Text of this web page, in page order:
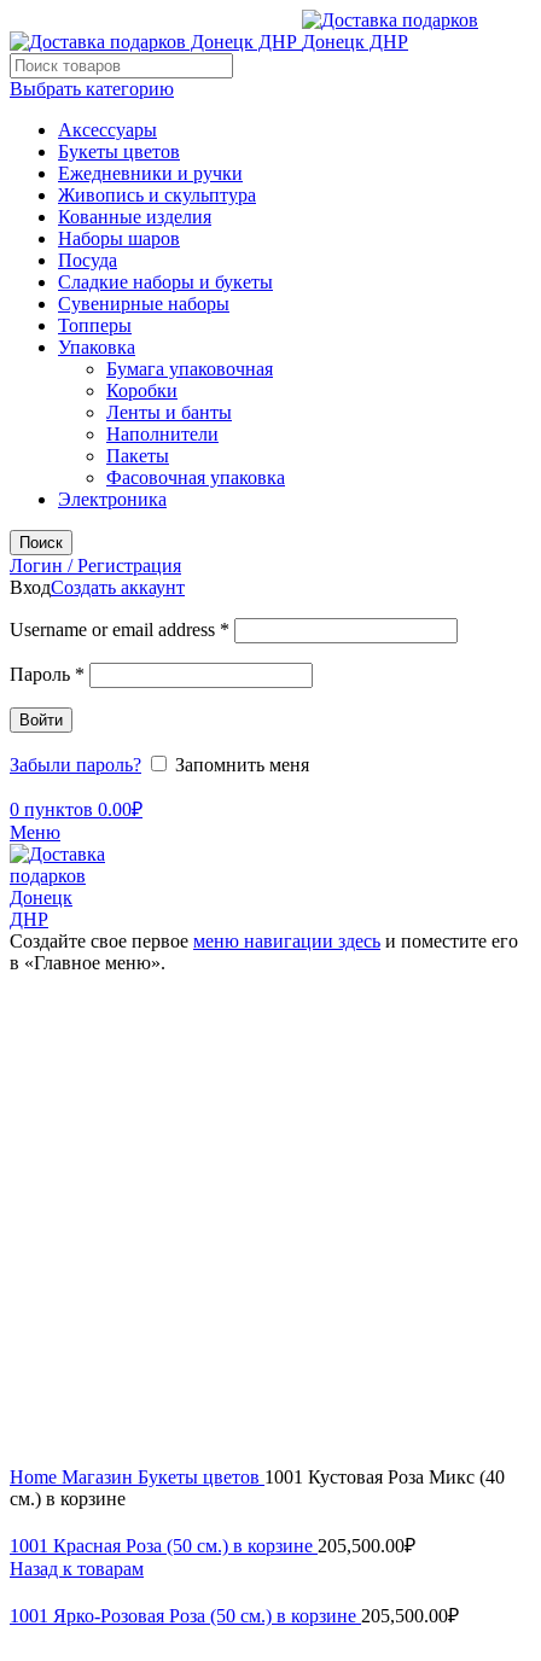
Выбрать категорию
Аксессуары
Букеты цветов
Ежедневники и ручки
Живопись и скульптура
Кованные изделия
Наборы шаров
Посуда
Сладкие наборы и букеты
Сувенирные наборы
Топперы
Упаковка
Бумага упаковочная
Коробки
Ленты и банты
Наполнители
Пакеты
Фасовочная упаковка
Электроника
Поиск
Логин / Регистрация
ВходСоздать аккаунт
Username or email address *
Пароль *
Войти
Забыли пароль? Запомнить меня
0 пунктов 0.00₽
Меню
Создайте свое первое меню навигации здесь и поместите его
в «Главное меню».
Home Магазин Букеты цветов 1001 Кустовая Роза Микс (40
см.) в корзине
1001 Красная Роза (50 см.) в корзине 205,500.00₽
Назад к товарам
1001 Ярко-Розовая Роза (50 см.) в корзине 205,500.00₽